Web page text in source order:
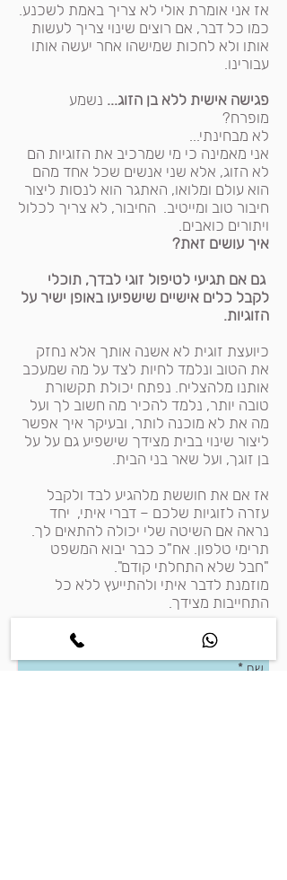
אז אני אומרת אולי לא צריך באמת לשכנע.
כמו כל דבר, אם רוצים שינוי צריך לעשות
אותו ולא לחכות שמישהו אחר יעשה אותו
עבורינו.
פגישה אישית ללא בן הזוג... נשמע
מופרח?
לא מבחינתי...
אני מאמינה כי מי שמרכיב את הזוגיות הם
לא הזוג, אלא שני אנשים שכל אחד מהם
הוא עולם ומלואו, האתגר הוא לנסות ליצור
חיבור טוב ומייטיב. החיבור, לא צריך לכלול
ויתורים כואבים.
איך עושים זאת?
גם אם תגיעי לטיפול זוגי לבדך, תוכלי
לקבל כלים אישיים שישפיעו באופן ישיר על
הזוגיות.
כיועצת זוגית לא אשנה אותך אלא נחזק
את הטוב ונלמד לחיות לצד על מה שמעכב
אותנו מלהצליח. נפתח יכולת תקשורת
טובה יותר, נלמד להכיר מה חשוב לך ועל
מה את לא מוכנה לותר, ובעיקר איך אפשר
ליצור שינוי בבית מצידך שישפיע גם על על
בן זוגך, ועל שאר בני הבית.
אז אם את חוששת מלהגיע לבד ולקבל
עזרה לזוגיות שלכם – דברי איתי, יחד
נראה אם השיטה שלי יכולה להתאים לך.
תרימי טלפון. אח"כ כבר יבוא המשפט
"חבל שלא התחלתי קודם".
מוזמנת לדבר איתי ולהתייעץ ללא כל
התחייבות מצידך.